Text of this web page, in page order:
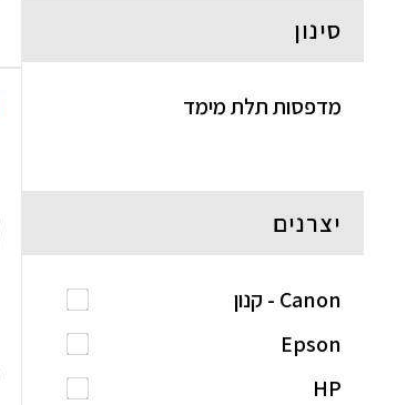
סינון
מדפסות תלת מימד
יצרנים
Canon - קנון
Epson
HP